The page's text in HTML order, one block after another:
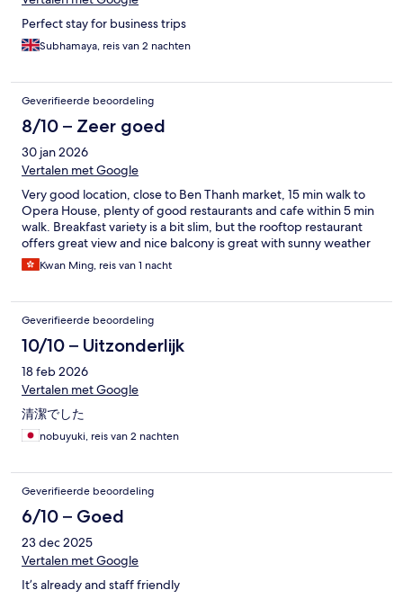
Perfect stay for business trips
Subhamaya, reis van 2 nachten
Geverifieerde beoordeling
8/10 – Zeer goed
30 jan 2026
Vertalen met Google
Very good location, close to Ben Thanh market, 15 min walk to
Opera House, plenty of good restaurants and cafe within 5 min
walk. Breakfast variety is a bit slim, but the rooftop restaurant
offers great view and nice balcony is great with sunny weather
Kwan Ming, reis van 1 nacht
Geverifieerde beoordeling
10/10 – Uitzonderlijk
18 feb 2026
Vertalen met Google
清潔でした
nobuyuki, reis van 2 nachten
Geverifieerde beoordeling
6/10 – Goed
23 dec 2025
Vertalen met Google
It’s already and staff friendly